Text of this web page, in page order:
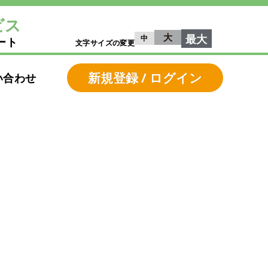
ト 文字サイズの変更 中 大 最大
わせ 新規登録 / ログイン